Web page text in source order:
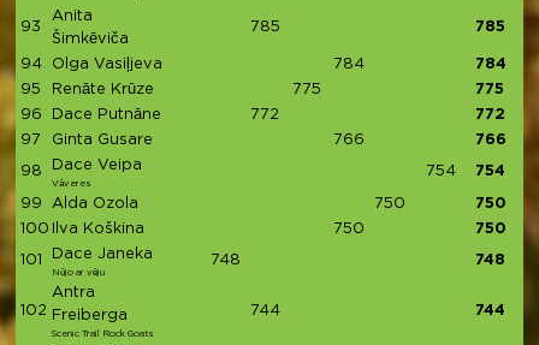
93
Anita
Šimkēviča
785 785
94 Olga Vasiļjeva 784
784
95
Renāte Krūze 775
775
96
Dace Putnāne 772
772
97
Ginta Gusare 766 766
98 Dace Veipa
Vāveres
754 754
99 Alda Ozola 750
750
100
Ilva Koškina 750 750
101 Dace Janeka
Nūjo ar vēju
748 748
102
Antra
Freiberga
Scenic Trail Rock Goats
744 744